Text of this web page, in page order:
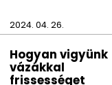
2024. 04. 26.
Hogyan vigyünk
vázákkal
frissességet